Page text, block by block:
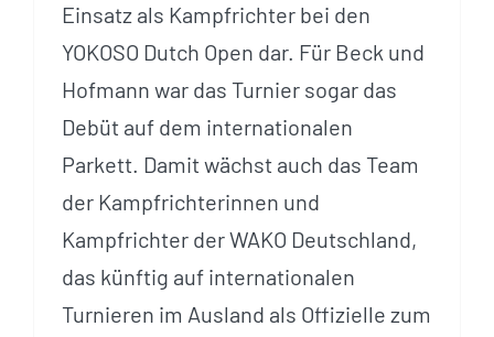
Einsatz als Kampfrichter bei den
YOKOSO Dutch Open dar. Für Beck und
Hofmann war das Turnier sogar das
Debüt auf dem internationalen
Parkett. Damit wächst auch das Team
der Kampfrichterinnen und
Kampfrichter der WAKO Deutschland,
das künftig auf internationalen
Turnieren im Ausland als Offizielle zum